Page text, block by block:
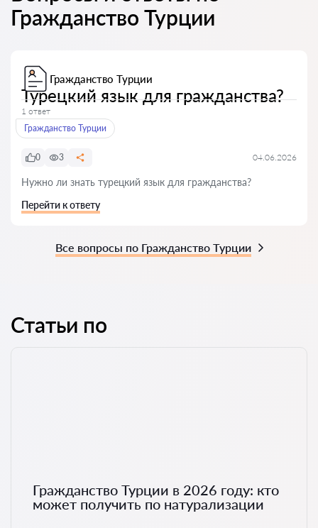
Гражданство Турции
Гражданство Турции
Турецкий язык для гражданства?
1 ответ
Гражданство Турции
0 3 04.06.2026
Нужно ли знать турецкий язык для гражданства?
Перейти к ответу
Все вопросы по Гражданство Турции
Статьи по
Гражданство Турции в 2026 году: кто
может получить по натурализации